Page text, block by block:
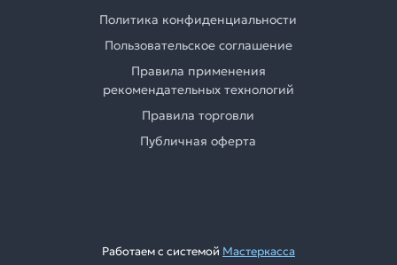
Политика конфиденциальности
Пользовательское соглашение
Правила применения
рекомендательных технологий
Правила торговли
Публичная оферта
Работаем с системой Мастеркасса